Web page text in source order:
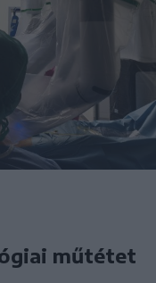
műtétet